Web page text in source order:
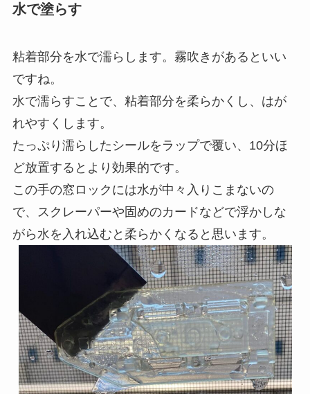
水で塗らす
粘着部分を水で濡らします。霧吹きがあるといい
ですね。
水で濡らすことで、粘着部分を柔らかくし、はが
れやすくします。
たっぷり濡らしたシールをラップで覆い、10分ほ
ど放置するとより効果的です。
この手の窓ロックには水が中々入りこまないの
で、スクレーパーや固めのカードなどで浮かしな
がら水を入れ込むと柔らかくなると思います。